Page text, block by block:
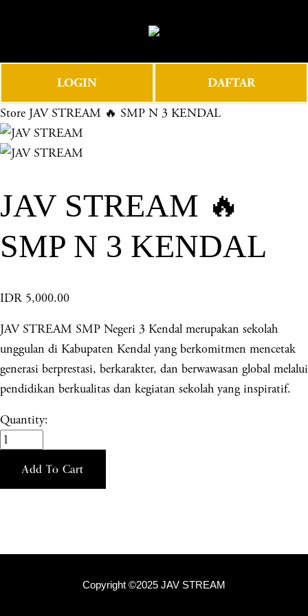
e
e
n
u
LOGIN DAFTAR
Store JAV STREAM 🔥 SMP N 3 KENDAL
JAV STREAM 🔥
SMP N 3 KENDAL
IDR 5,000.00
JAV STREAM SMP Negeri 3 Kendal merupakan sekolah
unggulan di Kabupaten Kendal yang berkomitmen mencetak
generasi berprestasi, berkarakter, dan berwawasan global melalui
pendidikan berkualitas dan kegiatan sekolah yang inspiratif.
Quantity:
Add To Cart
Copyright ©2025 JAV STREAM